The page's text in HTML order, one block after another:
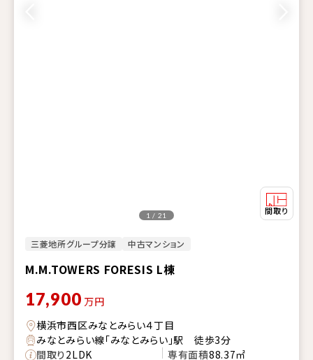
三菱地所グループ分譲 中古マンション
M.M.TOWERS FORESIS L棟
1 / 21
17,900 万円
横浜市西区みなとみらい４丁目
みなとみらい線「みなとみらい」駅 徒歩3分
間取り2LDK 専有面積88.37㎡